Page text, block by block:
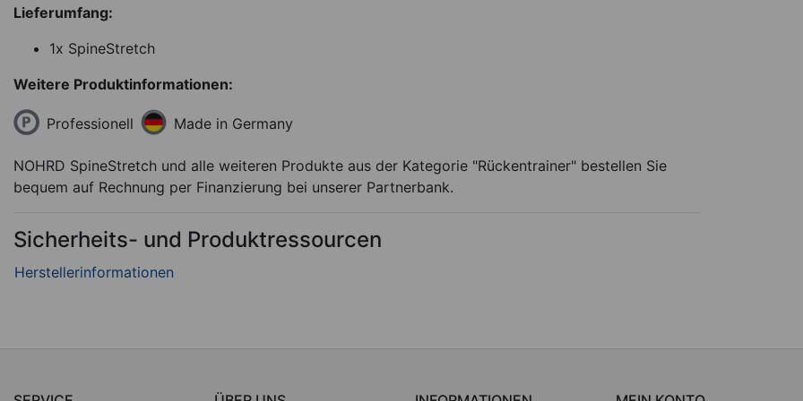
Lieferumfang:
1x SpineStretch
Weitere Produktinformationen:
Professionell Made in Germany
NOHRD SpineStretch und alle weiteren Produkte aus der Kategorie "Rückentrainer" bestellen Sie
bequem auf Rechnung per Finanzierung bei unserer Partnerbank.
Sicherheits- und Produktressourcen